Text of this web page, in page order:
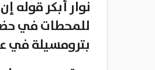
للمحطات في
بترومسيلة